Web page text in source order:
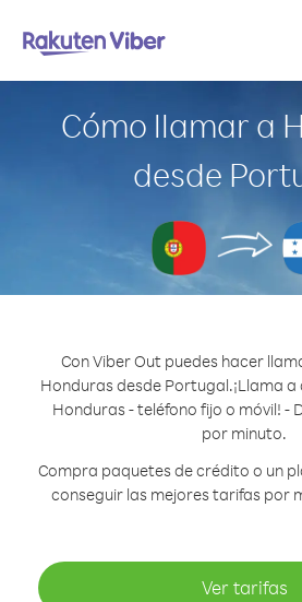
Cómo llamar a
desde
Con Viber Out puedes hacer
Honduras desde Portugal.¡Llama
Honduras - teléfono fijo o móvil! -
por minuto.
Compra paquetes de crédito o un
conseguir las mejores tarifas por
Ver tarifas